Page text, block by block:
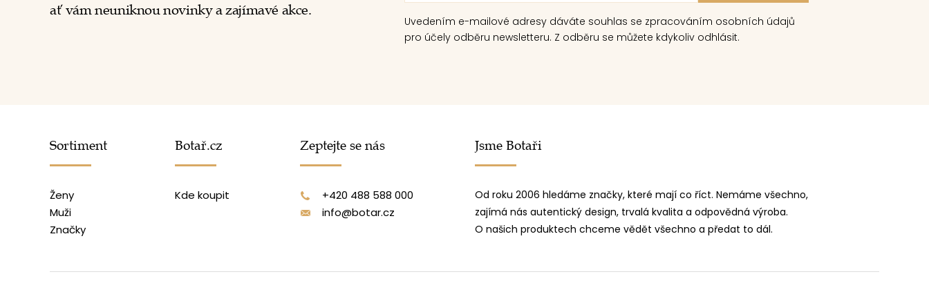
ať vám neuniknou novinky a zajímavé akce.
Uvedením e-mailové adresy dáváte souhlas se zpracováním osobních údajů
pro účely odběru newsletteru. Z odběru se můžete kdykoliv odhlásit.
Sortiment
Ženy
Muži
Značky
Botař.cz
Kde koupit
Zeptejte se nás
+420 488 588 000
info@botar.cz
Jsme Botaři
Od roku 2006 hledáme značky, které mají co říct. Nemáme všechno,
zajímá nás autentický design, trvalá kvalita a odpovědná výroba.
O našich produktech chceme vědět všechno a předat to dál.